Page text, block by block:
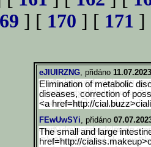
] [ 170 ] [ 171 ]
eJlUIRZNG, přidáno
Elimination of metabolic
diseases, correction of
<a href=http://cial.buzz>ciali
FEwUwSYi, přidáno
The small and large
href=http://cialiss.makeup>